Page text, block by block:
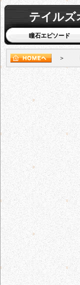
テイルズ
瞳石エピソード
＞ 【サ